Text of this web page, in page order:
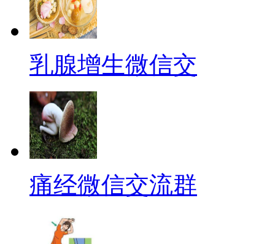
乳腺增生微信交
痛经微信交流群